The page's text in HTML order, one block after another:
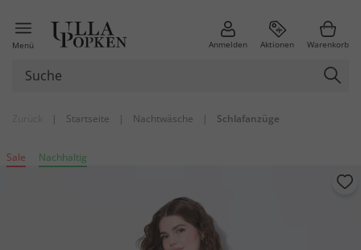
Menü Anmelden Aktionen Warenkorb
| Startseite | Nachtwäsche | Schlafanzüge
Sale Nachhaltig